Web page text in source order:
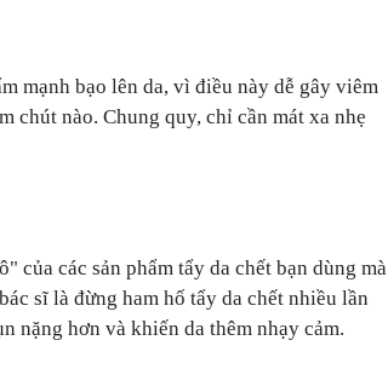
mạnh bạo lên da, vì điều này dễ gây viêm
chút nào. Chung quy, chỉ cần mát xa nhẹ
của các sản phẩm tẩy da chết bạn dùng mà
sĩ là đừng ham hố tẩy da chết nhiều lần
nặng hơn và khiến da thêm nhạy cảm.